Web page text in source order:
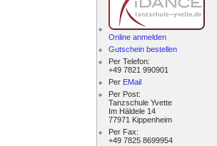
Online anmelden
Gutschein bestellen
PerTelefon:
+49 7821 990901
Per EMail
Per Post:
Tanzschule Yvette
Im Häldele 14
77971 Kippenheim
Per Fax:
+49 7825 8699954